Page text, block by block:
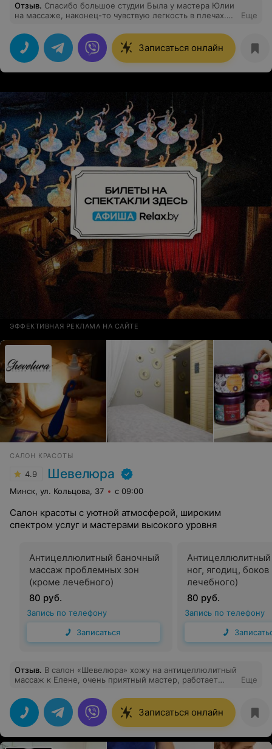
Отзыв. Спасибо большое студии Была у мастера Юлии
на массаже, наконец-то чувствую легкость в плечах.
Еще
Записаться онлайн
ЭФФЕКТИВНАЯ РЕКЛАМА НА САЙТЕ
САЛОН КРАСОТЫ
4.9 Шевелюра
Минск, ул. Кольцова, 37 с 09:00
Салон красоты с уютной атмосферой, широким
спектром услуг и мастерами высокого уровня
Антицеллюлитный баночный
массаж проблемных зон
(кроме лечебного)
80 руб.
Запись по телефону
Записаться
ног, ягодиц,
лечебного)
80 руб.
Запись по телефону
Отзыв. В салон «Шевелюра» хожу на антицеллюлитный
массаж к Елене, очень приятный мастер, работает
массажа на теле ни одного синячка! Это очень радует,
буду продолжать ходить сюда
Еще
Записаться онлайн